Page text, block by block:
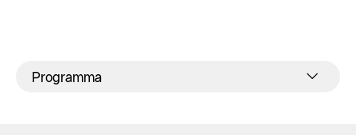
Programma